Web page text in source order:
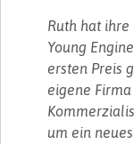
Ruth hat
Young
ersten Preis
eigene
um ein